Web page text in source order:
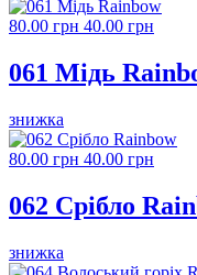
80.00 грн 40.00 грн
061 Мідь
знижка
80.00 грн 40.00 грн
062 Срібло
знижка